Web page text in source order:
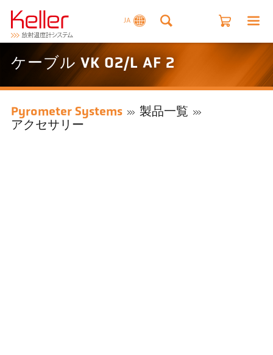
JA
ケーブル VK 02/L AF 2
Pyrometer Systems
製品一覧
アクセサリー